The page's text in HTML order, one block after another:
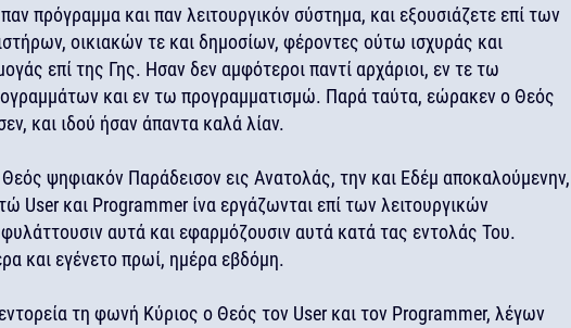
πρόγραμμα και παν λειτουργικόν σύστημα, και εξουσιάζετε επί των
οικιακών τε και δημοσίων, φέροντες ούτω ισχυράς και
επί της Γης. Ησαν δεν αμφότεροι παντί αρχάριοι, εν τε τω
και εν τω προγραμματισμώ. Παρά ταύτα, εώρακεν ο Θεός
και ιδού ήσαν άπαντα καλά λίαν.
ψηφιακόν Παράδεισον εις Ανατολάς, την και Εδέμ αποκαλούμενην,
User και Programmer ίνα εργάζωνται επί των λειτουργικών
αυτά και εφαρμόζουσιν αυτά κατά τας εντολάς Του.
και εγένετο πρωί, ημέρα εβδόμη.
τη φωνή Κύριος ο Θεός τον User και τον Programmer, λέγων